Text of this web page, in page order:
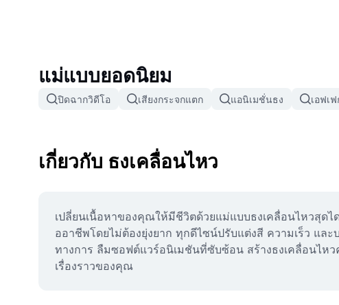
แม่แบบยอดนิยม
ปิดฉากวิดีโอ เสียงกระจกแตก แอนิเมชั่นธง เอฟเ
เกี่ยวกับ ธงเคลื่อนไหว
เปลี่ยนเนื้อหาของคุณให้มีชีวิตด้วยแม่แบบธงเคลื่อนไหวสุด
ออาชีพโดยไม่ต้องยุ่งยาก ทุกดีไซน์ปรับแต่งสี ความเร็ว และ
ทางการ ลืมซอฟต์แวร์อนิเมชันที่ซับซ้อน สร้างธงเคลื่อนไห
เรื่องราวของคุณ